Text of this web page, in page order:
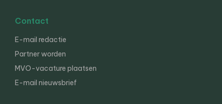
Contact
E-mail redactie
Partner worden
MVO-vacature plaatsen
E-mail nieuwsbrief